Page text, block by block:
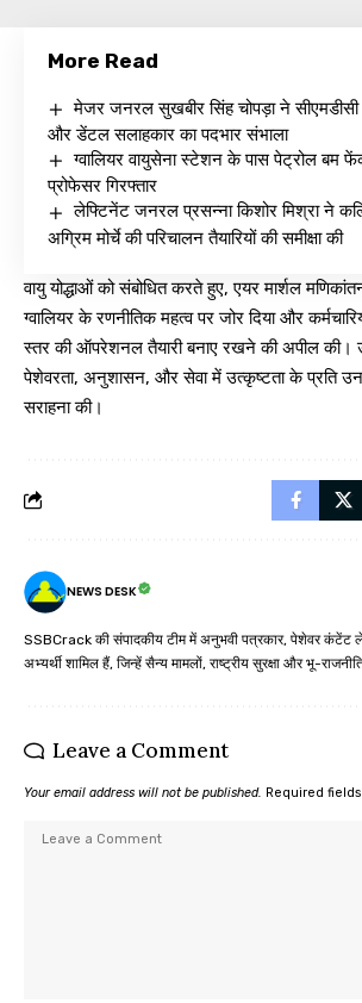
More Read
मेजर जनरल सुखबीर सिंह चोपड़ा ने
और डेंटल सलाहकार का पदभार संभाला
ग्वालियर वायुसेना स्टेशन के पास पेट्रोल बम
प्रोफेसर गिरफ्तार
लेफ्टिनेंट जनरल प्रसन्ना किशोर मिश्रा ने
अग्रिम मोर्चे की परिचालन तैयारियों की समीक्षा की
वायु योद्धाओं को संबोधित करते हुए, एयर मार्शल
ग्वालियर के रणनीतिक महत्व पर जोर दिया और
स्तर की ऑपरेशनल तैयारी बनाए रखने की अपील की।
पेशेवरता, अनुशासन, और सेवा में उत्कृष्टता के प्रति
सराहना की।
NEWS DESK
SSBCrack की संपादकीय टीम में अनुभवी पत्रकार, पेशेवर कंटेंट
अभ्यर्थी शामिल हैं, जिन्हें सैन्य मामलों, राष्ट्रीय सुरक्षा और भू-
Leave a Comment
Your email address will not be published. Required